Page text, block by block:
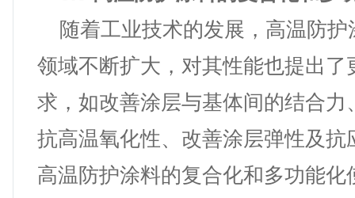
随着工业技术的发展，高温防护
领域不断扩大，对其性能也提出了
求，如改善涂层与基体间的结合力
抗高温氧化性、改善涂层弹性及抗
高温防护涂料的复合化和多功能化